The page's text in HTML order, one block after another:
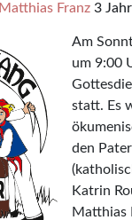
Matthias Franz 3
Am
um 9:00
statt. Es
den
Katrin
Matthias